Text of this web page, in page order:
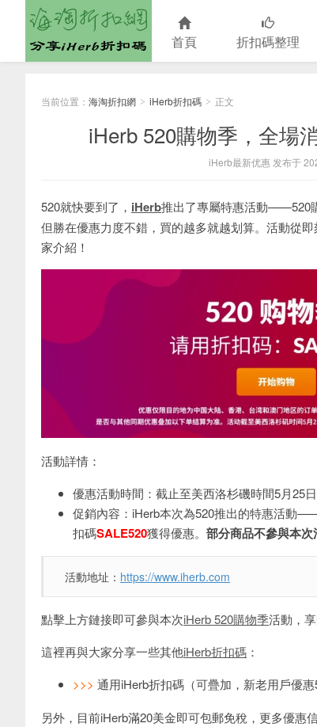
首頁 折扣碼整理
当前位置： 海淘折扣網 > iHerb折扣碼 > 正文
iHerb 520購物季，全場
iHerb最新优惠 发布于
520就快要到了， iHerb推出了專屬特惠活動——520
但勝在優惠力度不錯，買的越多就越划算。活動從
家介紹！
活動詳情：
優惠活動時間：截止至美西洛杉磯時間5月25
促銷內容：iHerb本次為520推出的特惠活動
扣碼SALE520獲得優惠。 部分商品不參與本次
活動地址： https://www.iherb.com
點擊上方鏈接即可參與本次iHerb 520購物季活動，享
這裡再與大家分享一些其他iHerb折扣碼 ：
>>> 通用iHerb折扣碼（可疊加，新老用戶優惠
另外，目前iHerb滿20美金即可包郵免稅，更多優惠